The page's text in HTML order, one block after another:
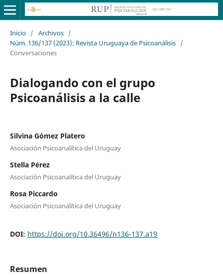
Inicio / Archivos /
Núm. 136/137 (2023): Revista Uruguaya de Psicoanálisis /
Conversaciones
Dialogando con el grupo
Psicoanálisis a la calle
Silvina Gómez Platero
Asociación Psicoanalítica del Uruguay
Stella Pérez
Asociación Psicoanalítica del Uruguay
Rosa Piccardo
Asociación Psicoanalítica del Uruguay
DOI: https://doi.org/10.36496/n136-137.a19
Resumen